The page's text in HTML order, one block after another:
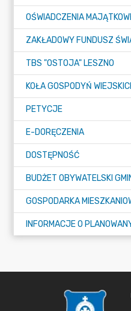
OŚWIADCZENIA
TBS "OSTOJA" LESZNO
PETYCJE
E-DORĘCZENIA
DOSTĘPNOŚĆ
GOSPODARKA